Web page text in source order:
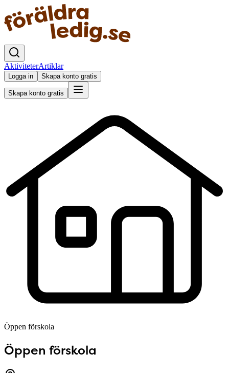
AktiviteterArtiklar
Logga in Skapa konto gratis
Skapa konto gratis
Öppen förskola
Öppen förskola